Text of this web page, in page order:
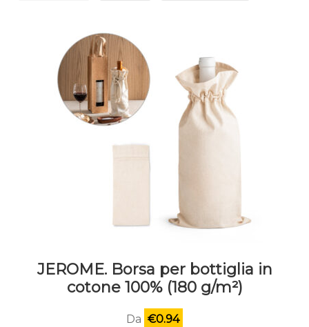
JEROME. Borsa per bottiglia in
cotone 100% (180 g/m²)
Da €0.94